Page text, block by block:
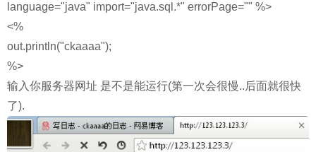
language="java" import="java.sql.*" errorPage="" %>
<%
out.println("ckaaaa");
%>
输入你服务器网址 是不是能运行(第一次会很慢..后面就很快
了).